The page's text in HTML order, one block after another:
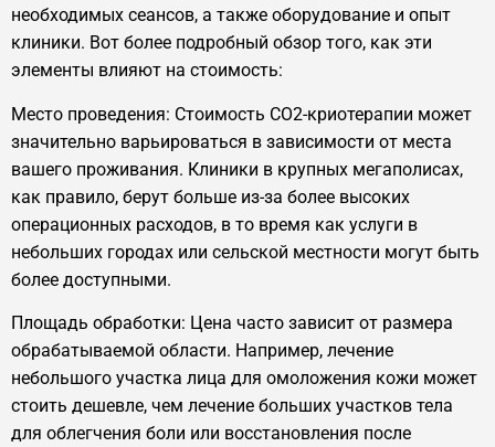
необходимых сеансов, а также оборудование и опыт
клиники. Вот более подробный обзор того, как эти
элементы влияют на стоимость:
Место проведения: Стоимость CO2-криотерапии может
значительно варьироваться в зависимости от места
вашего проживания. Клиники в крупных мегаполисах,
как правило, берут больше из-за более высоких
операционных расходов, в то время как услуги в
небольших городах или сельской местности могут быть
более доступными.
Площадь обработки: Цена часто зависит от размера
обрабатываемой области. Например, лечение
небольшого участка лица для омоложения кожи может
стоить дешевле, чем лечение больших участков тела
для облегчения боли или восстановления после